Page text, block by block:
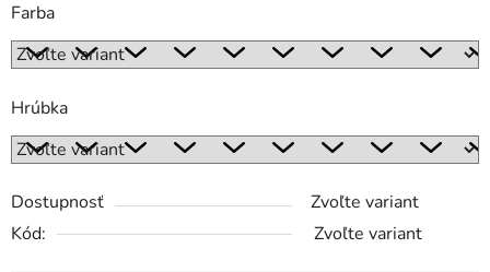
Farba
Hrúbka
Dostupnosť
Zvoľte variant
Kód:
Zvoľte variant